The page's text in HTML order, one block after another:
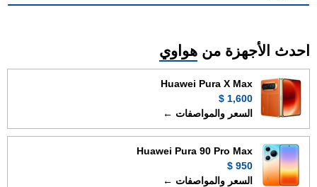
احدث الأجهزة من هواوي
Huawei Pura X Max
1,600 $
السعر والمواصفات ←
Huawei Pura 90 Pro Max
950 $
السعر والمواصفات ←